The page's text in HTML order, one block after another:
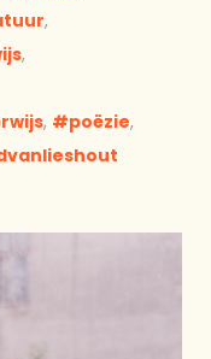
,
,
, poëzie,